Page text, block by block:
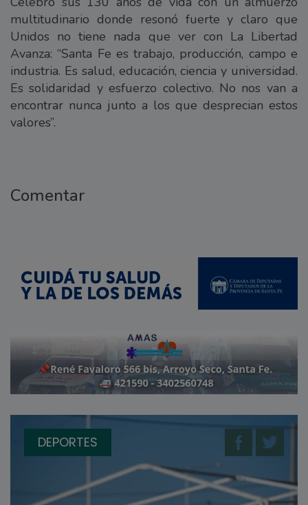
multitudinario donde resonó fuerte y claro que
Unidos no tiene nada que ver con La Libertad
Avanza: “Santa Fe es trabajo, producción, campo e
industria. Es salud, educación, ciencia y universidad.
Es solidaridad y esfuerzo colectivo. No nos van a
encontrar nunca junto a los que desprecian estos
valores”.
Comentar
DEPORTES